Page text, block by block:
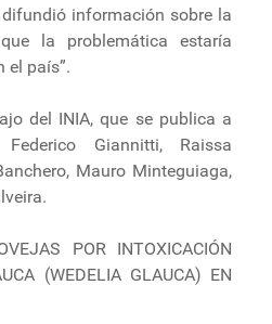
información sobre la
la problemática estaría
el país”.
del INIA, que se publica a
Giannitti, Raissa
Mauro Minteguiaga,
POR INTOXICACIÓN
(WEDELIA GLAUCA) EN